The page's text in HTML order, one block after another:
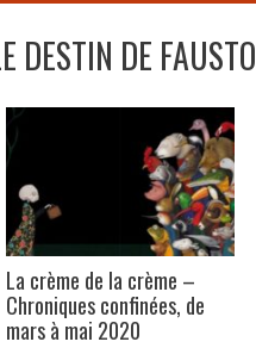
DESTIN DE FAUSTO
La crème de la crème –
Chroniques confinées, de
mars à mai 2020